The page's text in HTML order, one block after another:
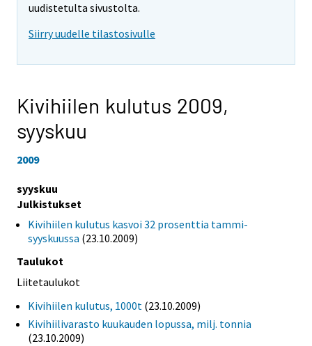
uudistetulta sivustolta.
Siirry uudelle tilastosivulle
Kivihiilen kulutus 2009,
syyskuu
2009
syyskuu
Julkistukset
Kivihiilen kulutus kasvoi 32 prosenttia tammi-
syyskuussa (23.10.2009)
Taulukot
Liitetaulukot
Kivihiilen kulutus, 1000t (23.10.2009)
Kivihiilivarasto kuukauden lopussa, milj. tonnia
(23.10.2009)